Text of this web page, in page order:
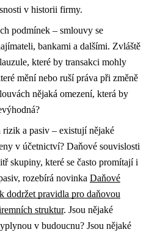
v historii firmy.
podmínek – smlouvy se
bankami a dalšími. Zvláště
které by transakci mohly
mění nebo ruší práva při změně
nějaká omezení, která by
a pasiv – existují nějaké
v účetnictví? Daňové souvislosti
skupiny, které se často promítají i
rozebírá novinka Daňové
dodržet pravidla pro daňovou
struktur. Jsou nějaké
v budoucnu? Jsou nějaké